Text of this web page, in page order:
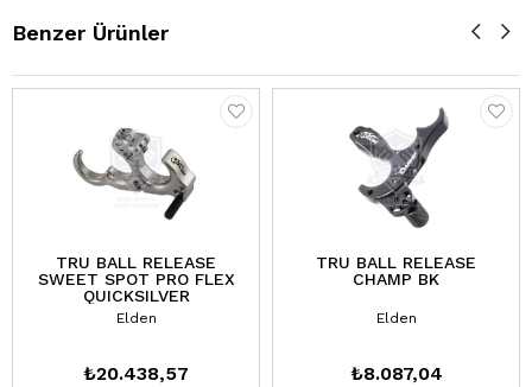
Benzer Ürünler
TRU BALL RELEASE
SWEET SPOT PRO FLEX
QUICKSILVER
Elden
₺20.438,57
TRU BALL RELEASE
CHAMP BK
Elden
₺8.087,04